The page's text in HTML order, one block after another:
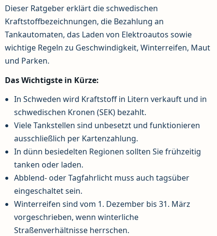
Dieser Ratgeber erklärt die schwedischen
Kraftstoffbezeichnungen, die Bezahlung an
Tankautomaten, das Laden von Elektroautos sowie
wichtige Regeln zu Geschwindigkeit, Winterreifen, Maut
und Parken.
Das Wichtigste in Kürze:
In Schweden wird Kraftstoff in Litern verkauft und in
schwedischen Kronen (SEK) bezahlt.
Viele Tankstellen sind unbesetzt und funktionieren
ausschließlich per Kartenzahlung.
In dünn besiedelten Regionen sollten Sie frühzeitig
tanken oder laden.
Abblend- oder Tagfahrlicht muss auch tagsüber
eingeschaltet sein.
Winterreifen sind vom 1. Dezember bis 31. März
vorgeschrieben, wenn winterliche
Straßenverhältnisse herrschen.